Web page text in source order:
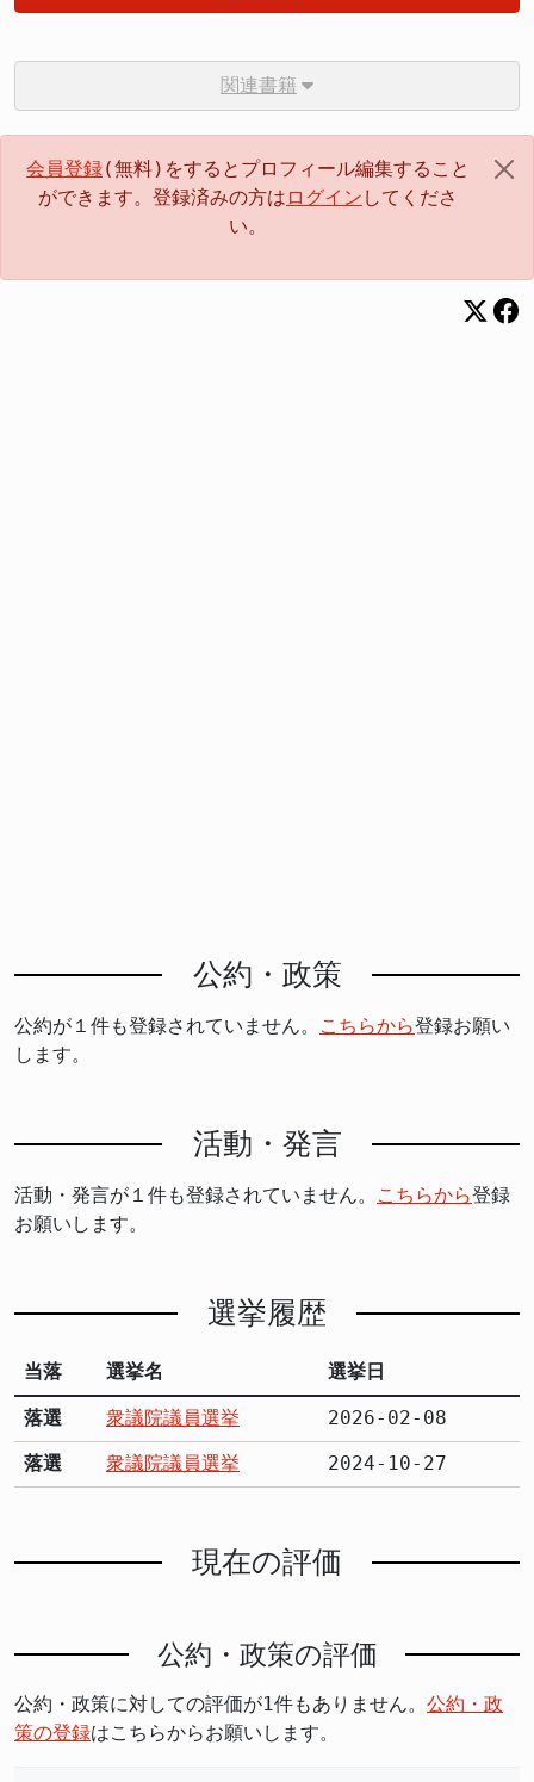
関連書籍
会員登録(無料)をするとプロフィール編集すること
ができます。登録済みの方は ログイン してくださ
い。
公約・政策
公約が１件も登録されていません。 こちらから登録お願い
します。
活動・発言
活動・発言が１件も登録されていません。 こちらから登録
お願いします。
選挙履歴
当落 選挙名 選挙日
落選 衆議院議員選挙
2026-02-08
落選
衆議院議員選挙 2024-10-27
現在の評価
公約・政策の評価
公約・政策に対しての評価が1件もありません。 公約・政
策の登録はこちらからお願いします。